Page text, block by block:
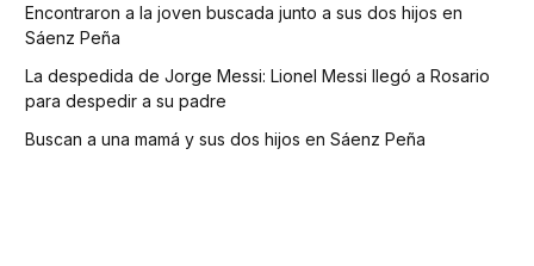
Encontraron a la joven buscada junto a sus dos hijos en
Sáenz Peña
La despedida de Jorge Messi: Lionel Messi llegó a Rosario
para despedir a su padre
Buscan a una mamá y sus dos hijos en Sáenz Peña